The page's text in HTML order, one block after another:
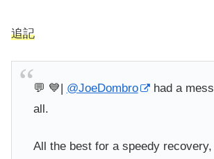
追記
💬 💙| @JoeDombro
had a
all.
All the best for a speedy